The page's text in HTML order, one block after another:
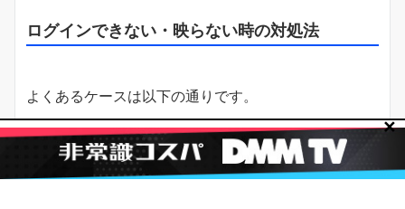
ログインできない・映らない時の対処法
よくあるケースは以下の通りです。
✕